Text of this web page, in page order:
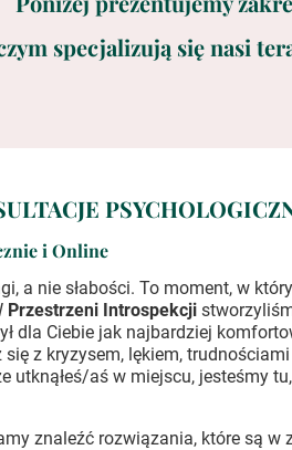
specjalizują się nasi
i Online
a nie słabości. To moment, w
Przestrzeni Introspekcji
dla Ciebie jak najbardziej
z kryzysem, lękiem,
utknąłeś/aś w miejscu, jesteśmy
znaleźć rozwiązania, które są w